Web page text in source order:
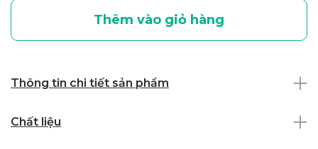
Thêm vào giỏ hàng
Thông tin chi tiết sản phẩm
Chất liệu